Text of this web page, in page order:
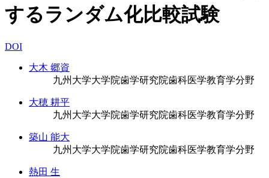
するランダム化比較試験
DOI
大木 郷資
九州大学大学院歯学研究院歯科医学教育学分野
大穂 耕平
九州大学大学院歯学研究院歯科医学教育学分野
築山 能大
九州大学大学院歯学研究院歯科医学教育学分野
熱田 生